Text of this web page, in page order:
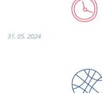
31. 05. 2024